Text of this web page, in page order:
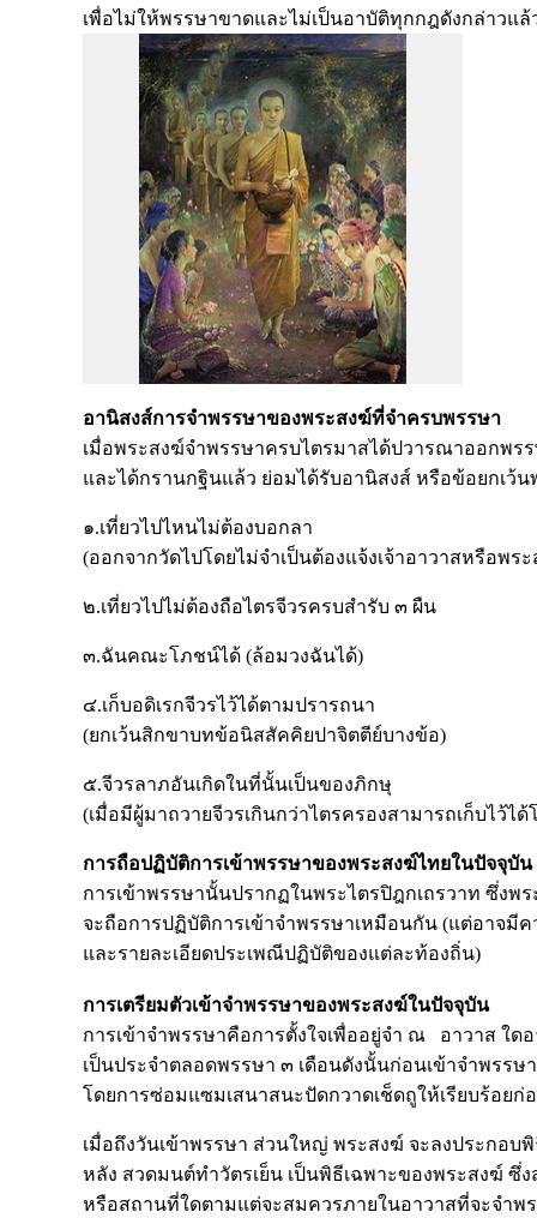
เพื่อไม่ให้พรรษาขาดและไม่เป็นอาบัติทุกกฎดังกล่าวแล้
อานิสงส์การจำพรรษาของพระสงฆ์ที่จำครบพรรษา
เมื่อพระสงฆ์จำพรรษาครบไตรมาสได้ปวารณาออกพร
และได้กรานกฐินแล้ว ย่อมได้รับอานิสงส์ หรือข้อยกเว้
๑.เที่ยวไปไหนไม่ต้องบอกลา
(ออกจากวัดไปโดยไม่จำเป็นต้องแจ้งเจ้าอาวาสหรือพร
๒.เที่ยวไปไม่ต้องถือไตรจีวรครบสำรับ ๓ ผืน
๓.ฉันคณะโภชน์ได้ (ล้อมวงฉันได้)
๔.เก็บอดิเรกจีวรไว้ได้ตามปรารถนา
(ยกเว้นสิกขาบทข้อนิสสัคคิยปาจิตตีย์บางข้อ)
๕.จีวรลาภอันเกิดในที่นั้นเป็นของภิกษุ
(เมื่อมีผู้มาถวายจีวรเกินกว่าไตรครองสามารถเก็บไว้ไ
การถือปฏิบัติการเข้าพรรษาของพระสงฆ์ไทยในปัจจุบัน
การเข้าพรรษานั้นปรากฏในพระไตรปิฎกเถรวาท ซึ่งพ
จะถือการปฏิบัติการเข้าจำพรรษาเหมือนกัน (แต่อาจมี
และรายละเอียดประเพณีปฏิบัติของแต่ละท้องถิ่น)
การเตรียมตัวเข้าจำพรรษาของพระสงฆ์ในปัจจุบัน
การเข้าจำพรรษาคือการตั้งใจเพื่ออยู่จำ ณ อาวาส ใ
เป็นประจำตลอดพรรษา ๓ เดือนดังนั้นก่อนเข้าจำพรรษ
โดยการซ่อมแซมเสนาสนะปัดกวาดเช็ดถูให้เรียบร้อยก่
เมื่อถึงวันเข้าพรรษา ส่วนใหญ่ พระสงฆ์ จะลงประกอบ
หลัง สวดมนต์ทำวัตรเย็น เป็นพิธีเฉพาะของพระสงฆ์
หรือสถานที่ใดตามแต่จะสมควรภายในอาวาสที่จะจำพร